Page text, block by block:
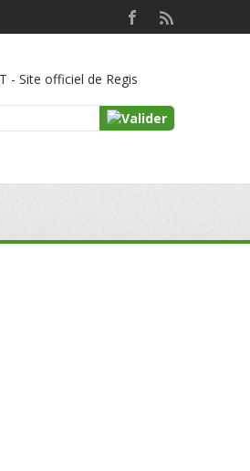
- Site officiel de Regis